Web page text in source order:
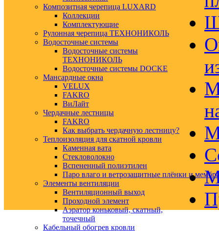
Композитная черепица LUXARD
Коллекции
Комплектующие
Рулонная черепица ТЕХНОНИКОЛЬ
Водосточные системы
Водосточные системы
ТЕХНОНИКОЛЬ
Водосточные системы DOCKE
Мансардные окна
VELUX
FAKRO
ВиЛайт
Чердачные лестницы
FAKRO
Как выбрать чердачную лестницу?
Теплоизоляция для скатной кровли
Каменная вата
Стекловолокно
Вспененный полиэтилен
Паро влаго и ветрозащитные плёнки и
Элементы вентиляции
Вентиляционный выход
Проходной элемент
Аэратор коньковый, скатный,
точечный
Кабельный обогрев кровли